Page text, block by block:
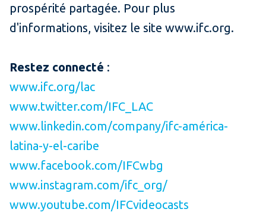
prospérité partagée. Pour plus
d'informations, visitez le site www.ifc.org.
Restez connecté :
www.ifc.org/lac
www.twitter.com/IFC_LAC
www.linkedin.com/company/ifc-américa-
latina-y-el-caribe
www.facebook.com/IFCwbg
www.instagram.com/ifc_org/
www.youtube.com/IFCvideocasts